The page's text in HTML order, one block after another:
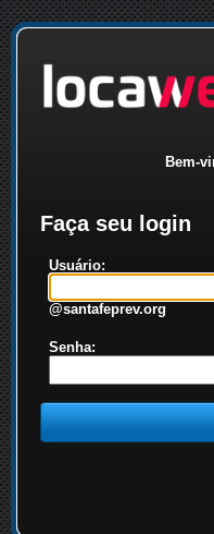
Bem-
Faça seu login
Usuário:
@santafeprev.org
Senha: